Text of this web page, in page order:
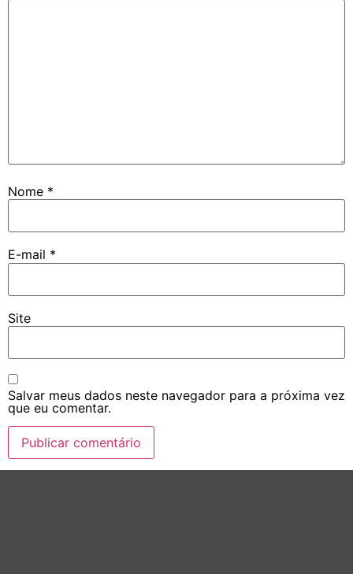
Nome *
E-mail *
Site
Salvar meus dados neste navegador para a próxima vez
que eu comentar.